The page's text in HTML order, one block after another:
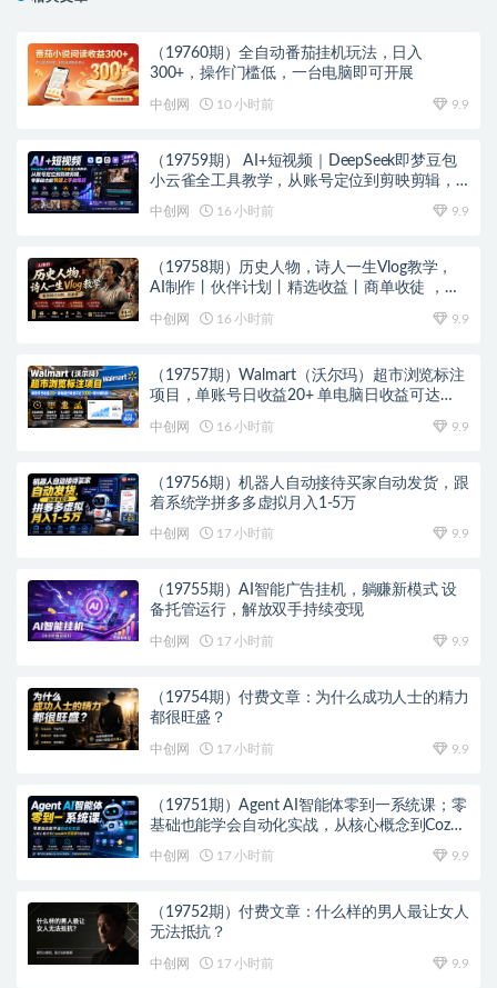
（19760期）全自动番茄挂机玩法，日入
300+，操作门槛低，一台电脑即可开展
中创网 10 小时前 9.9
（19759期） AI+短视频｜DeepSeek即梦豆包
小云雀全工具教学，从账号定位到剪映剪辑，
中创网 16 小时前 9.9
（19758期）历史人物，诗人一生Vlog教学，
AI制作丨伙伴计划丨精选收益丨商单收徒 ，新
中创网 16 小时前 9.9
（19757期）Walmart（沃尔玛）超市浏览标注
项目，单账号日收益20+ 单电脑日收益可达
中创网 16 小时前 9.9
（19756期）机器人自动接待买家自动发货，跟
着系统学拼多多虚拟月入1-5万
中创网 17 小时前 9.9
（19755期）AI智能广告挂机，躺赚新模式 设
备托管运行，解放双手持续变现
中创网 17 小时前 9.9
（19754期）付费文章：为什么成功人士的精力
都很旺盛？
中创网 17 小时前 9.9
（19751期）Agent AI智能体零到一系统课；零
基础也能学会自动化实战，从核心概念到Coze
中创网 17 小时前 9.9
（19752期）付费文章：什么样的男人最让女人
无法抵抗？
中创网 17 小时前 9.9